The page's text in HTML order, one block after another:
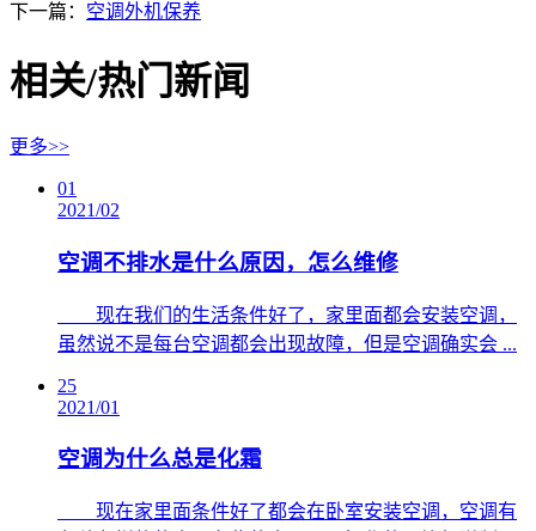
下一篇： 空调外机保养
相关/热门新闻
更多>>
01
2021/02
空调不排水是什么原因，怎么维修
​ 现在我们的生活条件好了，家里面都会安装空调，
虽然说不是每台空调都会出现故障，但是空调确实会 ...
25
2021/01
空调为什么总是化霜
​ 现在家里面条件好了都会在卧室安装空调，空调有